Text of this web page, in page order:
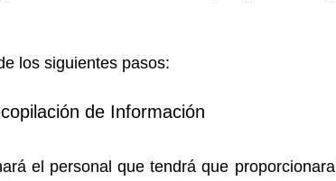
los siguientes pasos:
de Información
el personal que tendrá que